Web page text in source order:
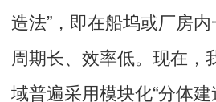
造法”，即在船坞或厂房内
周期长、效率低。现在，
域普遍采用模块化“分体